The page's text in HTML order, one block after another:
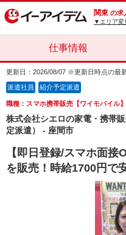
関東 の求
▼エリア変
仕事情報
更新日：2026/08/07 ※更新日時点の最
派遣社員 紹介予定派遣
職種：スマホ携帯販売【ワイモバイル】
株式会社シエロの家電・携帯
定派遣） - 座間市
【即日登録/スマホ面
を販売！時給1700円で